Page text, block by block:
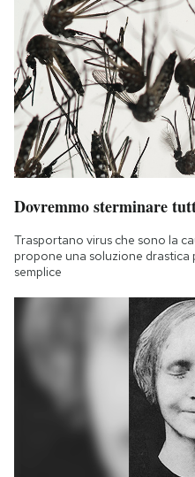
Dovremmo sterminare
Trasportano virus che sono la
propone una soluzione drastica
semplice